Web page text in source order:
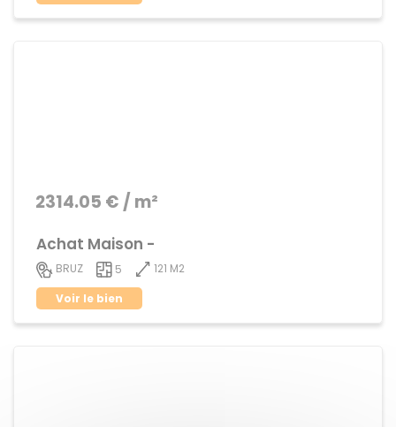
2314.05 € / m²
Achat Maison -
BRUZ 5
121 M2
Voir le bien